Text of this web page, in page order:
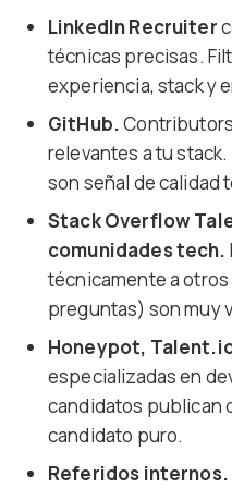
LinkedIn Recruiter
técnicas precisas.
experiencia, stack y
GitHub.
relevantes a tu
son señal de calidad
Stack Overflow
comunidades tech.
técnicamente a
preguntas) son muy
Honeypot,
especializadas en
candidatos publican
candidato puro.
Referidos internos.